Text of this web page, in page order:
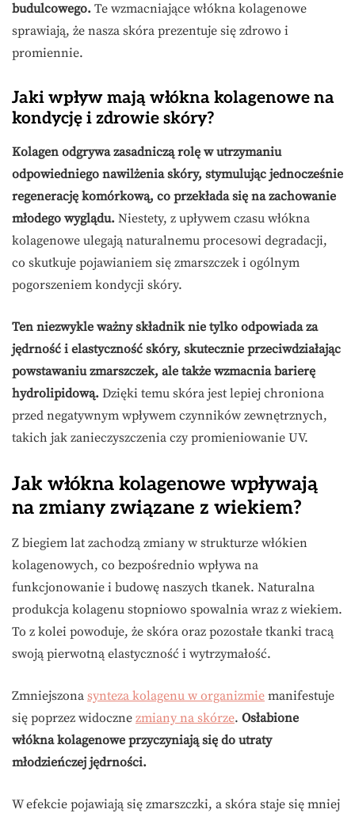
budulcowego. Te wzmacniające włókna kolagenowe
sprawiają, że nasza skóra prezentuje się zdrowo i
promiennie.
Jaki wpływ mają włókna kolagenowe na
kondycję i zdrowie skóry?
Kolagen odgrywa zasadniczą rolę w utrzymaniu
odpowiedniego nawilżenia skóry, stymulując jednocześnie
regenerację komórkową, co przekłada się na zachowanie
młodego wyglądu. Niestety, z upływem czasu włókna
kolagenowe ulegają naturalnemu procesowi degradacji,
co skutkuje pojawianiem się zmarszczek i ogólnym
pogorszeniem kondycji skóry.
Ten niezwykle ważny składnik nie tylko odpowiada za
jędrność i elastyczność skóry, skutecznie przeciwdziałając
powstawaniu zmarszczek, ale także wzmacnia barierę
hydrolipidową. Dzięki temu skóra jest lepiej chroniona
przed negatywnym wpływem czynników zewnętrznych,
takich jak zanieczyszczenia czy promieniowanie UV.
Jak włókna kolagenowe wpływają
na zmiany związane z wiekiem?
Z biegiem lat zachodzą zmiany w strukturze włókien
kolagenowych, co bezpośrednio wpływa na
funkcjonowanie i budowę naszych tkanek. Naturalna
produkcja kolagenu stopniowo spowalnia wraz z wiekiem.
To z kolei powoduje, że skóra oraz pozostałe tkanki tracą
swoją pierwotną elastyczność i wytrzymałość.
Zmniejszona synteza kolagenu w organizmie manifestuje
się poprzez widoczne zmiany na skórze. Osłabione
włókna kolagenowe przyczyniają się do utraty
młodzieńczej jędrności.
W efekcie pojawiają się zmarszczki, a skóra staje się mniej